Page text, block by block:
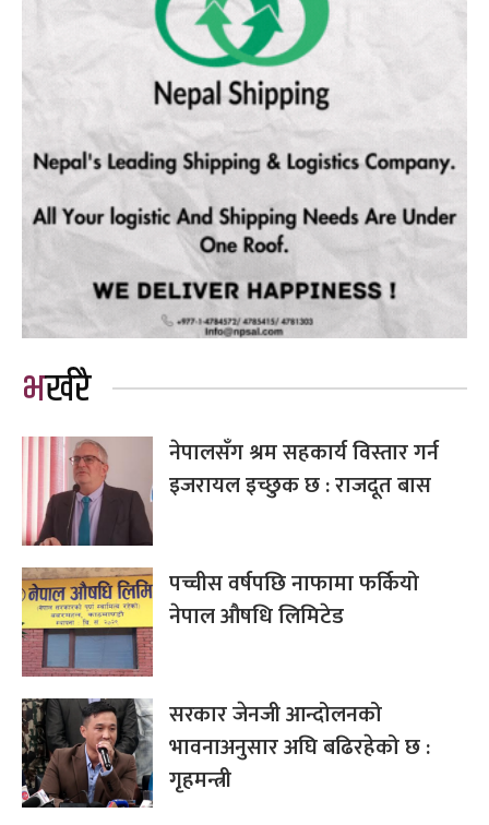
भर्खरै
नेपालसँग श्रम सहकार्य विस्तार गर्न
इजरायल इच्छुक छ : राजदूत बास
पच्चीस वर्षपछि नाफामा फर्कियो
नेपाल औषधि लिमिटेड
सरकार जेनजी आन्दोलनको
भावनाअनुसार अघि बढिरहेको छ :
गृहमन्त्री